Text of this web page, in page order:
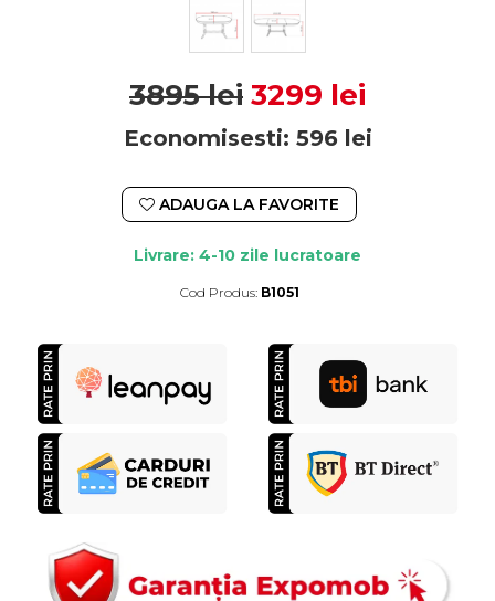
3895 lei 3299 lei
Economisesti: 596 lei
ADAUGA LA FAVORITE
Livrare: 4-10 zile lucratoare
Cod Produs: B1051